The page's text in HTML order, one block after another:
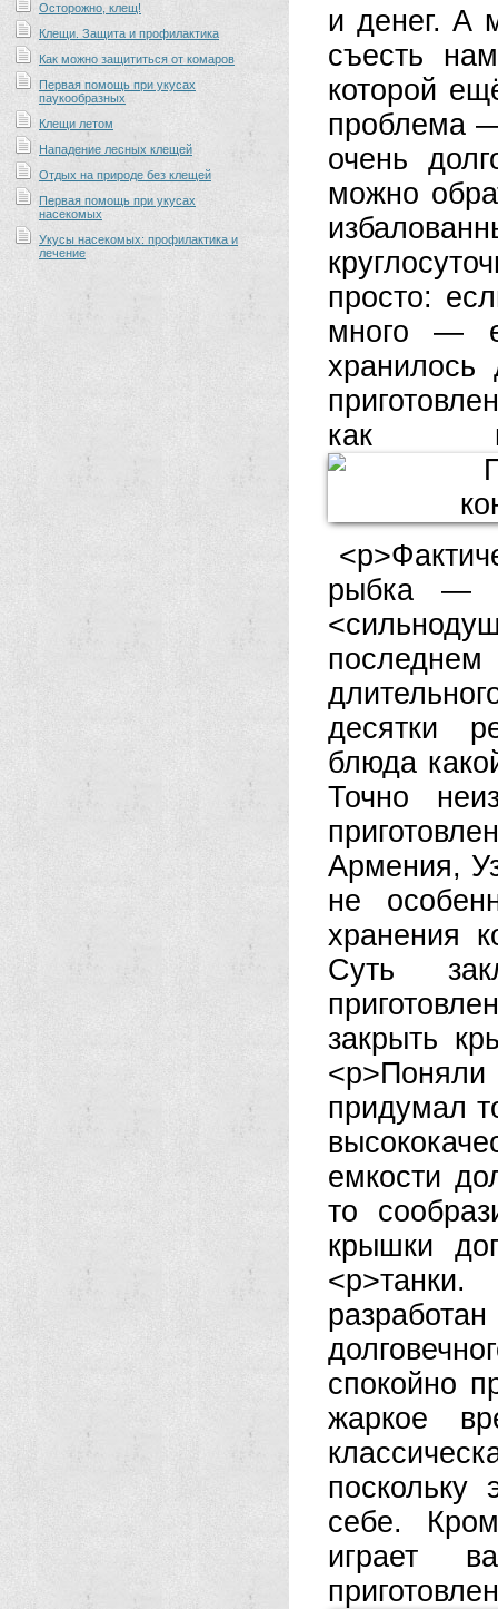
Осторожно, клещ!
Клещи. Защита и профилактика
Как можно защититься от комаров
Первая помощь при укусах
паукообразных
Клещи летом
Нападение лесных клещей
Отдых на природе без клещей
Первая помощь при укусах
насекомых
Укусы насекомых: профилактика и
лечение
и денег. А
съесть
которой
проблема
очень
можно
просто:
много —
как
рыбка —
десятки
блюда
Точно
Армения,
не
хранения
Суть
закрыть
придумал
емкости
то
крышки
<р>танки.
спокойно
жаркое
себе.
играет